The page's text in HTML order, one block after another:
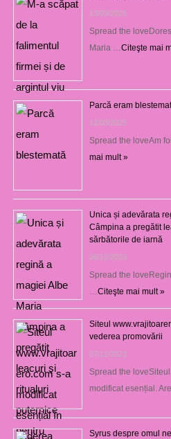
13/03/2025
Spread the
Maria … Citeşte mai
Parcă eram
12/03/2025
Spread the loveAm
mai mult »
Unica și adevărata
Câmpina a pregătit
sărbătorile de iarnă
26/12/2023
Spread the
Citeşte mai mult »
Siteul
vederea promovării
07/12/2023
Spread the
modificat esențial.
Syrus despre omul